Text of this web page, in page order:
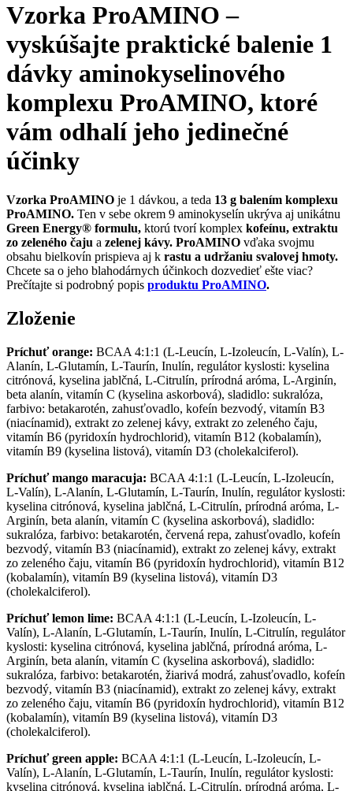
Vzorka ProAMINO –
vyskúšajte praktické balenie 1
dávky aminokyselinového
komplexu ProAMINO, ktoré
vám odhalí jeho jedinečné
účinky
Vzorka ProAMINO je 1 dávkou, a teda 13 g balením komplexu
ProAMINO. Ten v sebe okrem 9 aminokyselín ukrýva aj unikátnu
Green Energy® formulu, ktorú tvorí komplex kofeínu, extraktu
zo zeleného čaju a zelenej kávy. ProAMINO vďaka svojmu
obsahu bielkovín prispieva aj k rastu a udržaniu svalovej hmoty.
Chcete sa o jeho blahodárnych účinkoch dozvedieť ešte viac?
Prečítajte si podrobný popis produktu ProAMINO.
Zloženie
Príchuť orange: BCAA 4:1:1 (L-Leucín, L-Izoleucín, L-Valín), L-
Alanín, L-Glutamín, L-Taurín, Inulín, regulátor kyslosti: kyselina
citrónová, kyselina jablčná, L-Citrulín, prírodná aróma, L-Arginín,
beta alanín, vitamín C (kyselina askorbová), sladidlo: sukralóza,
farbivo: betakarotén, zahusťovadlo, kofeín bezvodý, vitamín B3
(niacínamid), extrakt zo zelenej kávy, extrakt zo zeleného čaju,
vitamín B6 (pyridoxín hydrochlorid), vitamín B12 (kobalamín),
vitamín B9 (kyselina listová), vitamín D3 (cholekalciferol).
Príchuť mango maracuja: BCAA 4:1:1 (L-Leucín, L-Izoleucín,
L-Valín), L-Alanín, L-Glutamín, L-Taurín, Inulín, regulátor kyslosti:
kyselina citrónová, kyselina jablčná, L-Citrulín, prírodná aróma, L-
Arginín, beta alanín, vitamín C (kyselina askorbová), sladidlo:
sukralóza, farbivo: betakarotén, červená repa, zahusťovadlo, kofeín
bezvodý, vitamín B3 (niacínamid), extrakt zo zelenej kávy, extrakt
zo zeleného čaju, vitamín B6 (pyridoxín hydrochlorid), vitamín B12
(kobalamín), vitamín B9 (kyselina listová), vitamín D3
(cholekalciferol).
Príchuť lemon lime: BCAA 4:1:1 (L-Leucín, L-Izoleucín, L-
Valín), L-Alanín, L-Glutamín, L-Taurín, Inulín, L-Citrulín, regulátor
kyslosti: kyselina citrónová, kyselina jablčná, prírodná aróma, L-
Arginín, beta alanín, vitamín C (kyselina askorbová), sladidlo:
sukralóza, farbivo: betakarotén, žiarivá modrá, zahusťovadlo, kofeín
bezvodý, vitamín B3 (niacínamid), extrakt zo zelenej kávy, extrakt
zo zeleného čaju, vitamín B6 (pyridoxín hydrochlorid), vitamín B12
(kobalamín), vitamín B9 (kyselina listová), vitamín D3
(cholekalciferol).
Príchuť green apple: BCAA 4:1:1 (L-Leucín, L-Izoleucín, L-
Valín), L-Alanín, L-Glutamín, L-Taurín, Inulín, regulátor kyslosti:
kyselina citrónová, kyselina jablčná, L-Citrulín, prírodná aróma, L-